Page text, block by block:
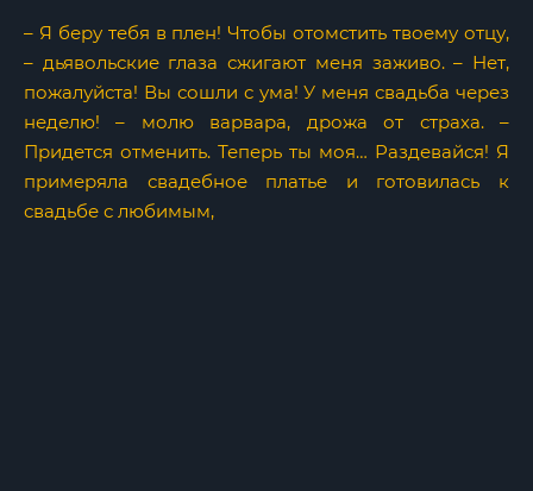
– Я беру тебя в плен! Чтобы отомстить твоему отцу,
– дьявольские глаза сжигают меня заживо. – Нет,
пожалуйста! Вы сошли с ума! У меня свадьба через
неделю! – молю варвара, дрожа от страха. –
Придется отменить. Теперь ты моя… Раздевайся! Я
примеряла свадебное платье и готовилась к
свадьбе с любимым,